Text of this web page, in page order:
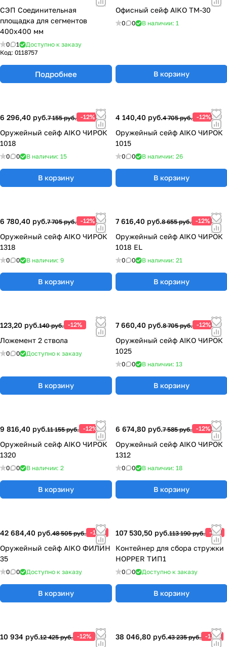
СЭП Соединительная
площадка для сегментов
400х400 мм
0 1
Доступно к заказу
Код: 0118757
Подробнее
Офисный сейф AIKO TM-30
0 0 В наличии: 1
В корзину
6 296,40 руб.7 155 руб. -12%
Оружейный сейф AIKO ЧИРОК
1018
0 0 В наличии: 15
В корзину
4 140,40 руб.4 705 руб. -12%
Оружейный сейф AIKO ЧИРОК
1015
0 0 В наличии: 26
В корзину
6 780,40 руб.7 705 руб. -12%
Оружейный сейф AIKO ЧИРОК
1318
0 0 В наличии: 9
В корзину
7 616,40 руб.8 655 руб. -12%
Оружейный сейф AIKO ЧИРОК
1018 EL
0 0 В наличии: 21
В корзину
123,20 руб.140 руб. -12%
Ложемент 2 ствола
0 0 Доступно к заказу
В корзину
7 660,40 руб.8 705 руб. -12%
Оружейный сейф AIKO ЧИРОК
1025
0 0 В наличии: 13
В корзину
9 816,40 руб.11 155 руб. -12%
Оружейный сейф AIKO ЧИРОК
1320
0 0 В наличии: 2
В корзину
6 674,80 руб.7 585 руб. -12%
Оружейный сейф AIKO ЧИРОК
1312
0 0 В наличии: 18
В корзину
42 684,40 руб.48 505 руб. -12%
Оружейный сейф AIKO ФИЛИН
35
0 0 Доступно к заказу
В корзину
107 530,50 руб.113 190 руб. -5%
Контейнер для сбора стружки
HOPPER ТИП1
0 0 Доступно к заказу
В корзину
10 934 руб.12 425 руб. -12% 38 046,80 руб.43 235 руб. -12%